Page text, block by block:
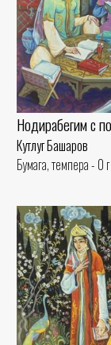
Нодирабегим с
Кутлуг Башаров
Бумага, темпера - 0